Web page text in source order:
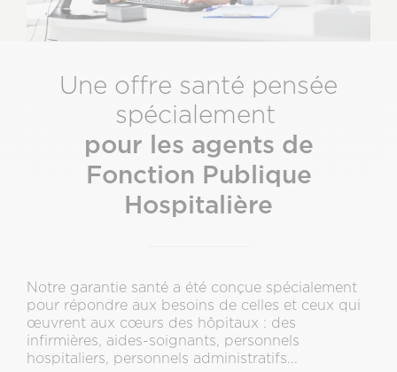
Une offre santé pensée
spécialement
pour les agents de
Fonction Publique
Hospitalière
Notre garantie santé a été conçue spécialement
pour répondre aux besoins de celles et ceux qui
œuvrent aux cœurs des hôpitaux : des
infirmières, aides-soignants, personnels
hospitaliers, personnels administratifs...